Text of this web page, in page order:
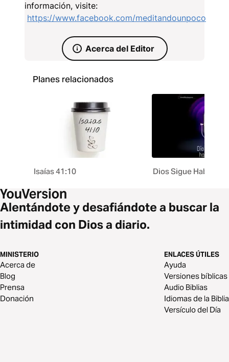
información, visite:
https://www.facebook.com/meditandounpoco
Acerca del Editor
Planes relacionados
Isaías 41:10 Dios Sigue Hablando
Alentándote y desafiándote a buscar la
intimidad con Dios a diario.
MINISTERIO
Acerca de
Blog
Prensa
Donación
ENLACES ÚTILES
Ayuda
Versiones bíblicas
Audio Biblias
Idiomas de la Biblia
Versículo del Día